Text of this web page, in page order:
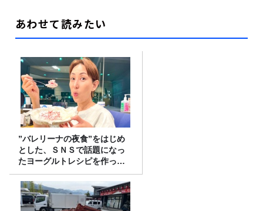
あわせて読みたい
”バレリーナの夜食”をはじめ
とした、ＳＮＳで話題になっ
たヨーグルトレシピを作って
みた！